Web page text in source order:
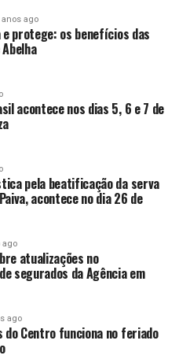
anos ago
e protege: os benefícios das
acontece nos dias 5, 6 e 7 de
pela beatificação da serva
acontece no dia 26 de
ago
atualizações no
segurados da Agência em
ago
do Centro funciona no feriado